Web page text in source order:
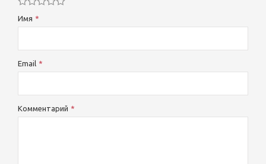
Имя
Email
Комментарий